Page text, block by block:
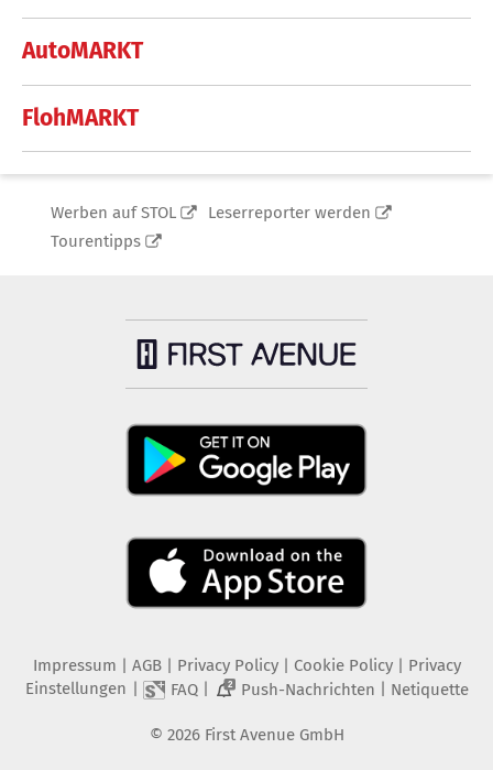
AutoMARKT
FlohMARKT
Werben auf STOL
Leserreporter werden
Tourentipps
Impressum AGB Privacy Policy| Cookie Policy| Privacy
Einstellungen
FAQ| 2 Push-Nachrichten Netiquette
© 2026 First Avenue GmbH